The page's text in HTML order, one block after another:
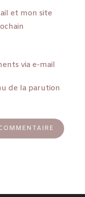
et mon site
via e-mail
de la parution